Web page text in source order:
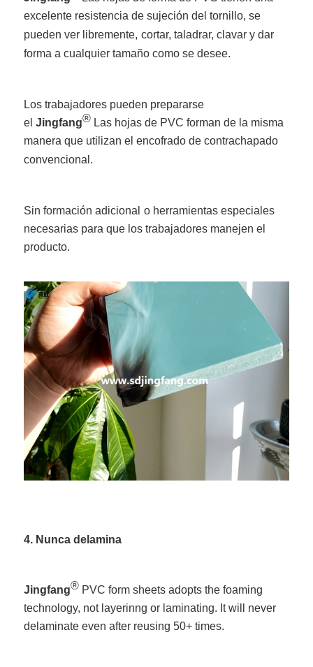
excelente resistencia de sujeción del tornillo, se
pueden ver libremente, cortar, taladrar, clavar y dar
forma a cualquier tamaño como se desee.
Los trabajadores pueden prepararse
elJingfang® Las hojas de PVC forman de la misma
manera que utilizan el encofrado de contrachapado
convencional.
Sin formación adicional o herramientas especiales
necesarias para que los trabajadores manejen el
producto.
4. Nunca delamina
Jingfang® PVC form sheets adopts the foaming
technology, not layerinng or laminating. It will never
delaminate even after reusing 50+ times.